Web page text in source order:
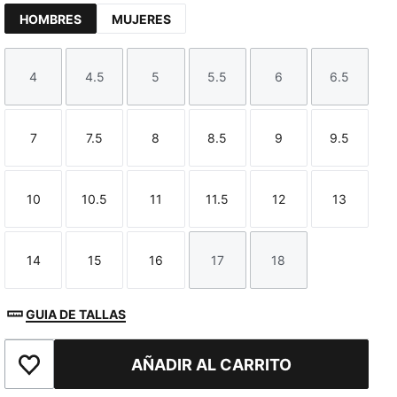
HOMBRES MUJERES
Talla
4
Talla
4.5
Talla
5
Talla
5.5
Talla
6
Talla
6.5
Talla
7
Talla
7.5
Talla
8
Talla
8.5
Talla
9
Talla
9.5
Talla
10
Talla
10.5
Talla
11
Talla
11.5
Talla
12
Talla
13
Talla
14
Talla
15
Talla
16
Talla
17
Talla
18
GUIA DE TALLAS
Añadir a la lista de deseosAÑADIR AL CARRITO